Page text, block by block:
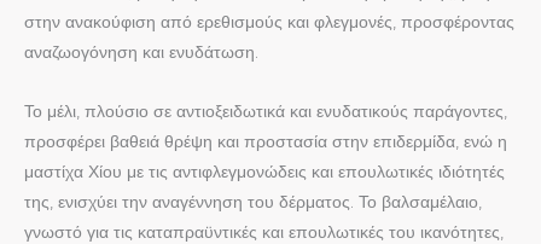
στην ανακούφιση από ερεθισμούς και φλεγμονές, προσφέροντας
αναζωογόνηση και ενυδάτωση.
Το μέλι, πλούσιο σε αντιοξειδωτικά και ενυδατικούς παράγοντες,
προσφέρει βαθειά θρέψη και προστασία στην επιδερμίδα, ενώ η
μαστίχα Χίου με τις αντιφλεγμονώδεις και επουλωτικές ιδιότητές
της, ενισχύει την αναγέννηση του δέρματος. Το βαλσαμέλαιο,
γνωστό για τις καταπραϋντικές και επουλωτικές του ικανότητες,